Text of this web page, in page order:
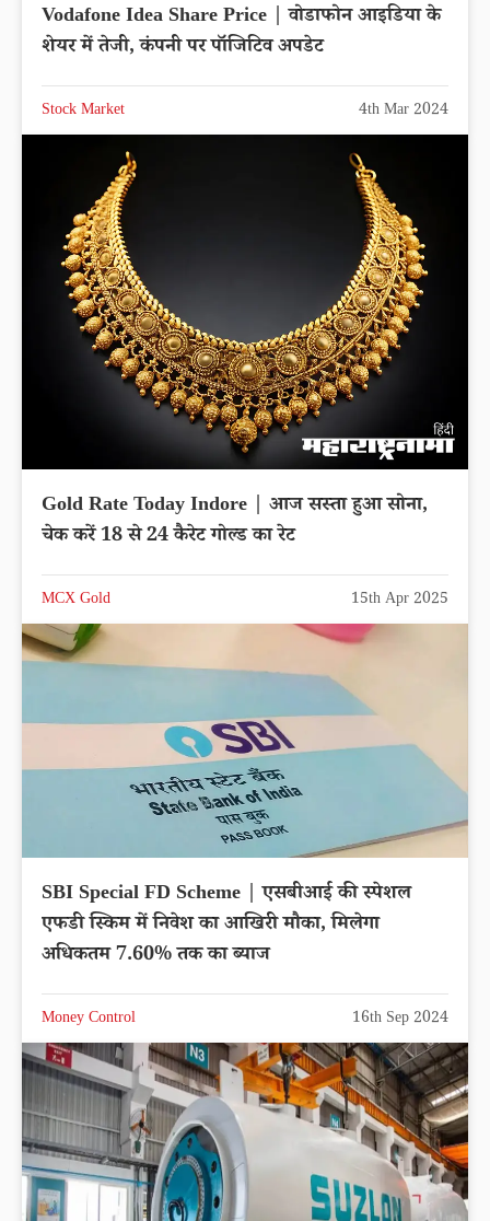
Vodafone Idea Share Price | वोडाफोन आइडिया के
शेयर में तेजी, कंपनी पर पॉजिटिव अपडेट
Stock Market 4th Mar 2024
Gold Rate Today Indore | आज सस्ता हुआ सोना,
चेक करें 18 से 24 कैरेट गोल्ड का रेट
MCX Gold 15th Apr 2025
SBI Special FD Scheme | एसबीआई की स्पेशल
एफडी स्किम में निवेश का आखिरी मौका, मिलेगा
अधिकतम 7.60% तक का ब्याज
Money Control 16th Sep 2024